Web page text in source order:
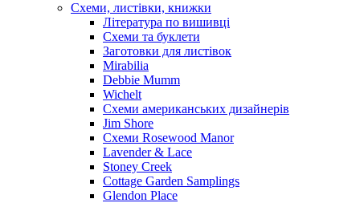
Схеми, листівки, книжки
Література по вишивці
Схеми та буклети
Заготовки для листівок
Mirabilia
Debbie Mumm
Wichelt
Схеми американських дизайнерів
Jim Shore
Cхеми Rosewood Manor
Lavender & Lace
Stoney Creek
Cottage Garden Samplings
Glendon Place